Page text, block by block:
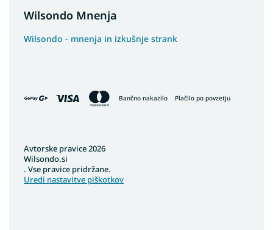
Wilsondo Mnenja
Wilsondo - mnenja in izkušnje strank
Bančno nakazilo Plačilo po povzetju
Avtorske pravice 2026
Wilsondo.si
. Vse pravice pridržane.
Uredi nastavitve piškotkov